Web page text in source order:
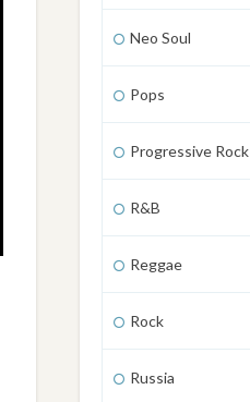
Neo Soul
Pops
Progressive Rock
R&B
Reggae
Rock
Russia